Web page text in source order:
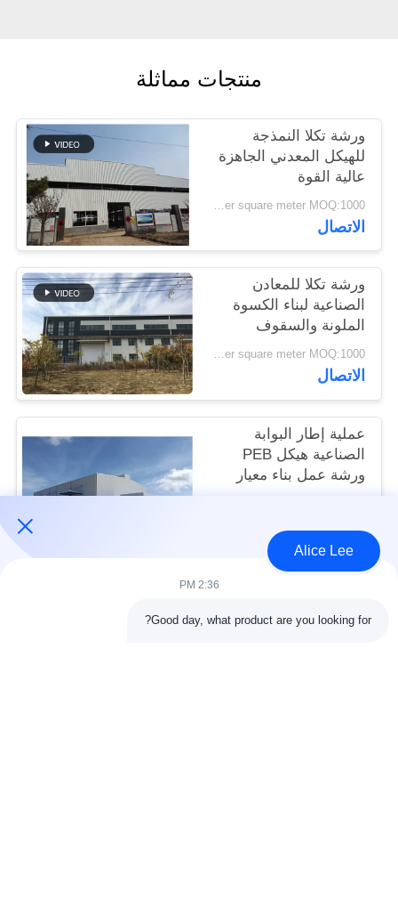
القضايا
خريطة
الموقع
سياسة
الخصوصية
منتجات مماثلة
ورشة تكلا النمذجة
للهيكل المعدني الجاهزة
عالية القوة
USD45~90 per square meter MOQ:1000 متر مربع
الاتصال
ورشة تكلا للمعادن
الصناعية لبناء الكسوة
الملونة والسقوف
USD45~90 per square meter MOQ:1000 متر مربع
الاتصال
عملية إطار البوابة
الصناعية هيكل PEB
ورشة عمل بناء معيار
Alice Lee
2:36 PM
Good day, what product are you looking for?